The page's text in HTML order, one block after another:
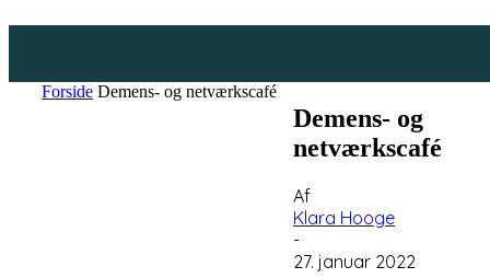
Forside Demens- og netværkscafé
Demens- og
netværkscafé
Af
Klara Hooge
-
27. januar 2022